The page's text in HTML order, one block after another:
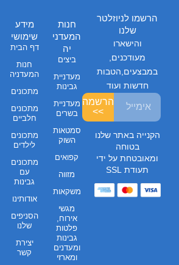
חנות
המעדני
יה
ביצים
מעדניית
גבינות
מעדניית
בשרים
סמטאות
השוק
קפואים
מזווה
משקאות
מגשי
אירוח,
פלטות
גבינות
ומעדנים
ומארזי
מידע
שימושי
דף הבית
חנות
המעדניה
מתכונים
מתכונים
חלביים
מתכונים
לילדים
מתכונים
עם
גבינות
אודותינו
הסניפים
שלנו
יצירת
קשר
הרשמו לניוזלטר
שלנו
והישארו
מעודכנים,
במבצעים,הטבות
חדשות ועוד
הרשמה
>>
הקנייה באתר שלנו
בטוחה
ומאובטחת על ידי
תעודת SSL